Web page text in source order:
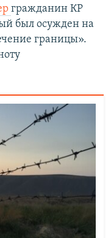
гражданин КР
был осужден на
границы».